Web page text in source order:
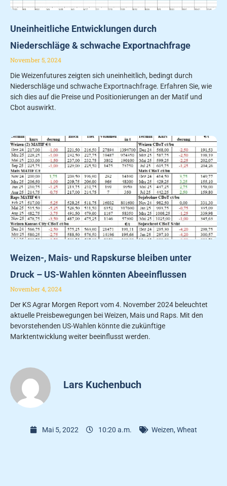
Uneinheitliche Entwicklungen durch
Niederschläge & schwache Exportnachfrage
November 5, 2024
Die Weizenfutures zeigten sich uneinheitlich, bedingt durch
Niederschläge und schwache Exportnachfrage. Erfahren Sie, wie
sich dies auf die Preise und Positionierungen an der Matif und
Cbot auswirkt.
Weizen-, Mais- und Rapskurse bleiben unter
Druck – US-Wahlen könnten Abeeinflussen
November 4, 2024
Der KS Agrar Morgen Report vom 4. November 2024 beleuchtet
aktuelle Preisbewegungen bei Weizen, Mais und Raps. Mit den
bevorstehenden US-Wahlen könnte die zukünftige
Marktentwicklung weiter beeinflusst werden.
Lars Kuchenbuch
Mai 5, 2022 10:20 a.m. Weizen, Wheat